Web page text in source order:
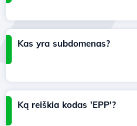
Kas yra subdomenas?
Ką reiškia kodas 'EPP'?